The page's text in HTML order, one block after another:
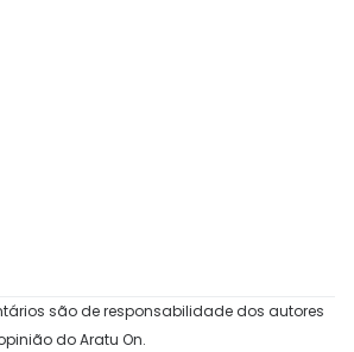
são de responsabilidade dos autores
do Aratu On.